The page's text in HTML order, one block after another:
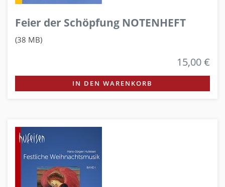
Feier der Schöpfung NOTENHEFT
(38 MB)
15,00 €
IN DEN WARENKORB